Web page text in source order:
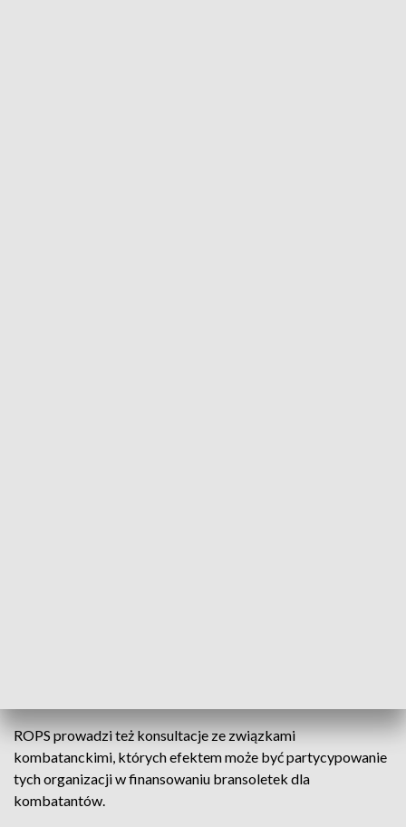
ROPS prowadzi też konsultacje ze związkami
kombatanckimi, których efektem może być partycypowanie
tych organizacji w finansowaniu bransoletek dla
kombatantów.